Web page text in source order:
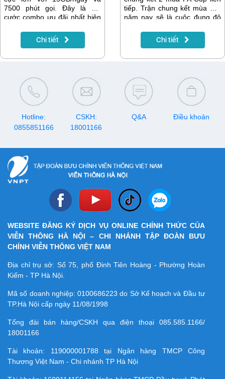
7500 phút gọi. Đây là gói
cước combo ưu đãi nhất hiện
của VinaPhone. Với TGPLUS,
bạn có thể thoải mái sử dụng
hoàn hảo cho những ai có
nhu cầu sử dụng dịch vụ
thường xuyên với mức giá tiết
kiệm nhất. Nếu bạn đang tìm
kiếm một gói cước hấp dẫn,
đừng bỏ qua TGPLUS!
Chi tiết
tiếp. Trận chung kết mùa giải
năm nay sẽ là cuộc đụng độ
London, thủ đô nước Anh.
Chi tiết
Hotline:
0855851166
CSKH:
18001166
Q&A Điều khoản
WEBSITE ĐĂNG KÝ DỊCH VỤ ONLINE CHÍNH THỨC CỦA
VIỄN THÔNG HÀ NỘI – CHI NHÁNH TẬP ĐOÀN BƯU
CHÍNH VIỄN THÔNG VIỆT NAM
Địa chỉ trụ sở: Số 75, phố Đinh Tiên Hoàng - Phường Hoàn
Kiếm - TP Hà Nội.
Mã số doanh nghiệp:0100686223 do Sở Kế hoạch và Đầu tư
TP.Hà Nội cấp ngày 11/08/1998
Tổng đài bán hàng/CSKH qua điện thoại 085.585.1166/
18001166
Tài khoản: 119000001788 tại Ngân hàng TMCP Công
Thương Việt Nam - Chi nhánh TP Hà Nội